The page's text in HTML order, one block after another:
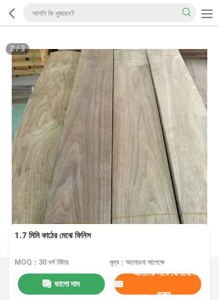
2/3
1.7 মিমি কাঠের মেঝে ফিনিস
MOQ：30 বর্গ মিটার মূল্য：আলোচনা সাপেক্ষে
ভালো দাম
আমাদের সাথে যোগাযোগ
করুন